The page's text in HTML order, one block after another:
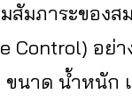
สัมภาระของส
Control) อย่า
นาด น้ำหนัก